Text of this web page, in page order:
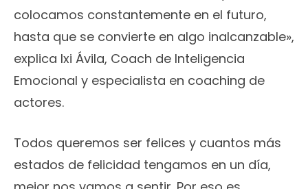
colocamos constantemente en el futuro,
hasta que se convierte en algo inalcanzable»,
explica Ixi Ávila, Coach de Inteligencia
Emocional y especialista en coaching de
actores.
Todos queremos ser felices y cuantos más
estados de felicidad tengamos en un día,